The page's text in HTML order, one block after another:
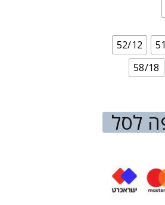
52/12
58/18
לסל